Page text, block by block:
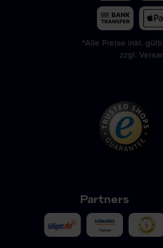
*Alle Preise inkl.
zzgl.
Partners